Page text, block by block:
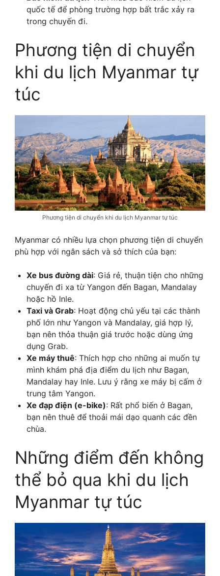
quốc tế để phòng trường hợp bất trắc xảy ra
trong chuyến đi.
Phương tiện di chuyển
khi du lịch Myanmar tự
túc
Phương tiện di chuyển khi du lịch Myanmar tự túc
Myanmar có nhiều lựa chọn phương tiện di chuyển
phù hợp với ngân sách và sở thích của bạn:
Xe bus đường dài: Giá rẻ, thuận tiện cho những
chuyến đi xa từ Yangon đến Bagan, Mandalay
hoặc hồ Inle.
Taxi và Grab: Hoạt động chủ yếu tại các thành
phố lớn như Yangon và Mandalay, giá hợp lý,
bạn nên thỏa thuận giá trước hoặc dùng ứng
dụng Grab.
Xe máy thuê: Thích hợp cho những ai muốn tự
mình khám phá địa điểm du lịch như Bagan,
Mandalay hay Inle. Lưu ý rằng xe máy bị cấm ở
trung tâm Yangon.
Xe đạp điện (e-bike): Rất phổ biến ở Bagan,
bạn nên thuê để thoải mái dạo quanh các đền
chùa.
Những điểm đến không
thể bỏ qua khi du lịch
Myanmar tự túc